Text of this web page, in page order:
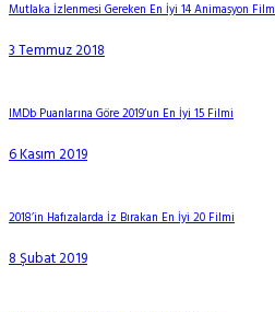
Mutlaka İzlenmesi Gereken En İyi 14 Animasyon
3 Temmuz 2018
IMDb Puanlarına Göre 2019’un En İyi 15 Filmi
6 Kasım 2019
2018’in Hafızalarda İz Bırakan En İyi 20 Filmi
8 Şubat 2019